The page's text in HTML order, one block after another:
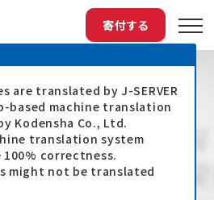
寄付する
are translated by J-SERVER
based machine translation
Kodensha Co., Ltd.
translation system
correctness.
might not be translated